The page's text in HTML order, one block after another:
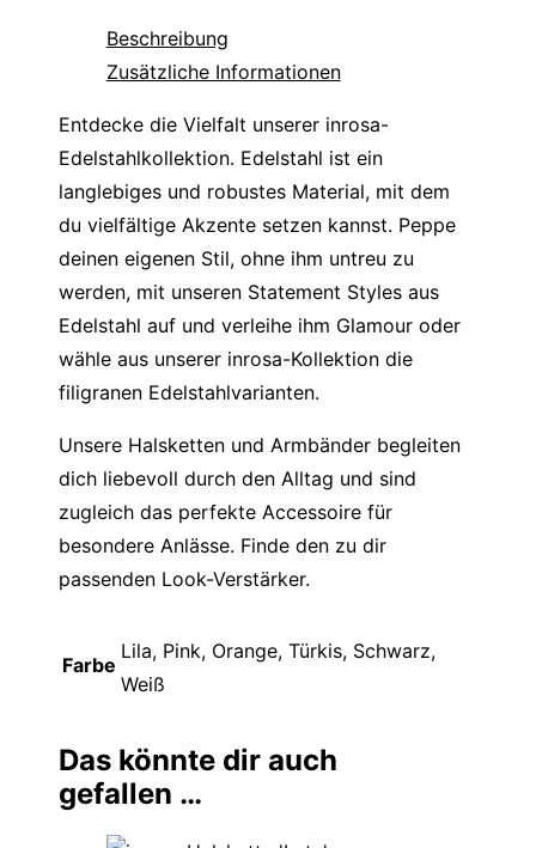
Beschreibung
Zusätzliche Informationen
Entdecke die Vielfalt unserer inrosa-
Edelstahlkollektion. Edelstahl ist ein
langlebiges und robustes Material, mit dem
du vielfältige Akzente setzen kannst. Peppe
deinen eigenen Stil, ohne ihm untreu zu
werden, mit unseren Statement Styles aus
Edelstahl auf und verleihe ihm Glamour oder
wähle aus unserer inrosa-Kollektion die
filigranen Edelstahlvarianten.
Unsere Halsketten und Armbänder begleiten
dich liebevoll durch den Alltag und sind
zugleich das perfekte Accessoire für
besondere Anlässe. Finde den zu dir
passenden Look-Verstärker.
Farbe
Lila, Pink, Orange, Türkis, Schwarz,
Weiß
Das könnte dir auch
gefallen …